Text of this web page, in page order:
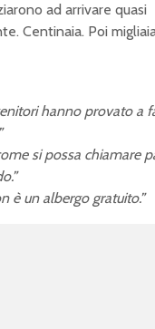
ad arrivare quasi
Centinaia. Poi
hanno provato a
si possa chiamare
è un albergo gratuito.”